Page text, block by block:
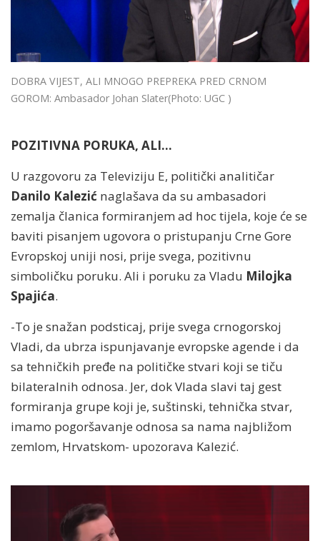
DOBRA VIJEST, ALI MNOGO PREPREKA PRED CRNOM
GOROM: Ambasador Johan Slater(Photo: UGC )
POZITIVNA PORUKA, ALI...
U razgovoru za Televiziju E, politički analitičar
Danilo Kalezić naglašava da su ambasadori
zemalja članica formiranjem ad hoc tijela, koje će se
baviti pisanjem ugovora o pristupanju Crne Gore
Evropskoj uniji nosi, prije svega, pozitivnu
simboličku poruku. Ali i poruku za Vladu Milojka
Spajića.
-To je snažan podsticaj, prije svega crnogorskoj
Vladi, da ubrza ispunjavanje evropske agende i da
sa tehničkih pređe na političke stvari koji se tiču
bilateralnih odnosa. Jer, dok Vlada slavi taj gest
formiranja grupe koji je, suštinski, tehnička stvar,
imamo pogoršavanje odnosa sa nama najbližom
zemlom, Hrvatskom- upozorava Kalezić.